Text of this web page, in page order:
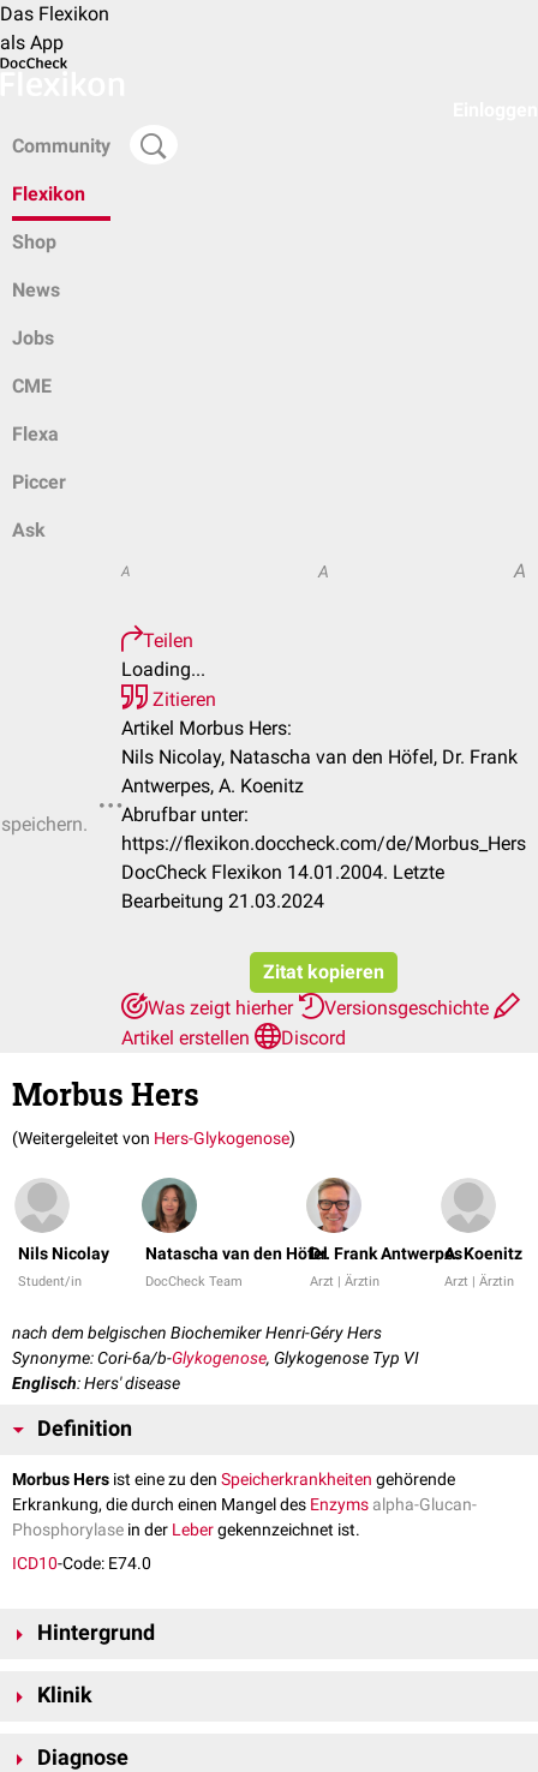
Das Flexikon
als App
Community
Flexikon
Shop
News
Jobs
CME
Flexa
Piccer
Ask
A A A
Teilen
Loading...
Zitieren
Artikel Morbus Hers:
Nils Nicolay, Natascha van den Höfel, Dr. Frank
Antwerpes, A. Koenitz
Abrufbar unter:
https://flexikon.doccheck.com/de/Morbus_Hers
DocCheck Flexikon 14.01.2004. Letzte
Bearbeitung 21.03.2024
Zitat kopieren
Was zeigt hierher
Versionsgeschichte
Artikel erstellen
Discord
Morbus Hers
(Weitergeleitet von Hers-Glykogenose)
Nils Nicolay
Student/in
Natascha van den Höfel
DocCheck Team
Dr. Frank Antwerpes
Arzt | Ärztin
A. Koenitz
Arzt | Ärztin
nach dem belgischen Biochemiker Henri-Géry Hers
Synonyme: Cori-6a/b-Glykogenose, Glykogenose Typ VI
Englisch: Hers' disease
Definition
Morbus Hers ist eine zu den Speicherkrankheiten gehörende
Erkrankung, die durch einen Mangel des Enzyms alpha-Glucan-
Phosphorylase in der Lebergekennzeichnet ist.
ICD10-Code: E74.0
Hintergrund
Defekt auf dem
Klinik
auch durch wiederkehrende
Diagnose